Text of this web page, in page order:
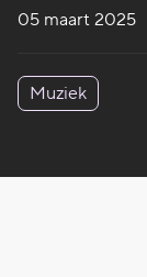
05 maart 2025
Muziek